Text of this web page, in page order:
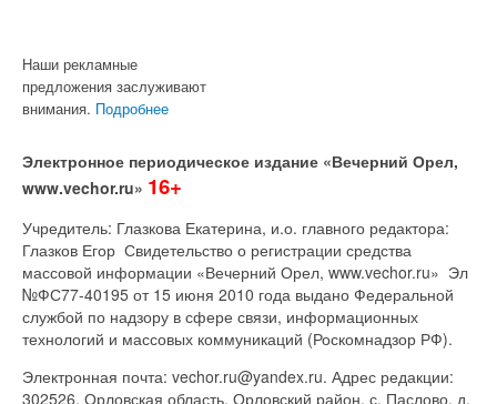
Наши рекламные
предложения заслуживают
внимания. Подробнее
Электронное периодическое издание «Вечерний Орел,
www.vechor.ru» 16+
Учредитель: Глазкова Екатерина, и.о. главного редактора:
Глазков Егор Свидетельство о регистрации средства
массовой информации «Вечерний Орел, www.vechor.ru» Эл
№ФС77-40195 от 15 июня 2010 года выдано Федеральной
службой по надзору в сфере связи, информационных
технологий и массовых коммуникаций (Роскомнадзор РФ).
Электронная почта: vechor.ru@yandex.ru. Адрес редакции:
302526, Орловская область, Орловский район, с. Паслово, д.